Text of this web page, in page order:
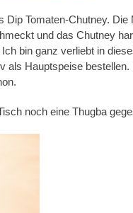
Dip Tomaten-Chutney.
und das Chutney
bin ganz verliebt in
als Hauptspeise
noch eine Thugba